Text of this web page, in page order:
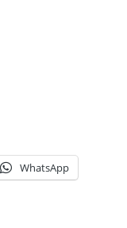
WhatsApp